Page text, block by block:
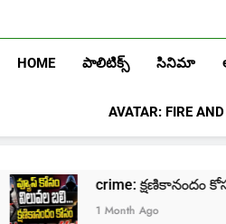
HOME పాలిటిక్స్ సినిమా
AVATAR: FIRE
crime: క్షణికానందం
1 Month Ago